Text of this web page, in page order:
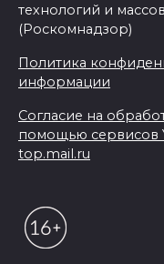
технологий и
(Роскомнадзор)
Политика
информации
Согласие на
помощью сервисов
top.mail.ru